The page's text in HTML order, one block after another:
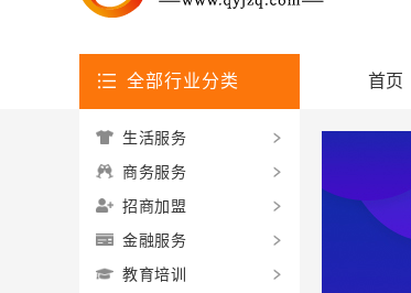
全部行业分类 首页
生活服务
商务服务
招商加盟
金融服务
教育培训